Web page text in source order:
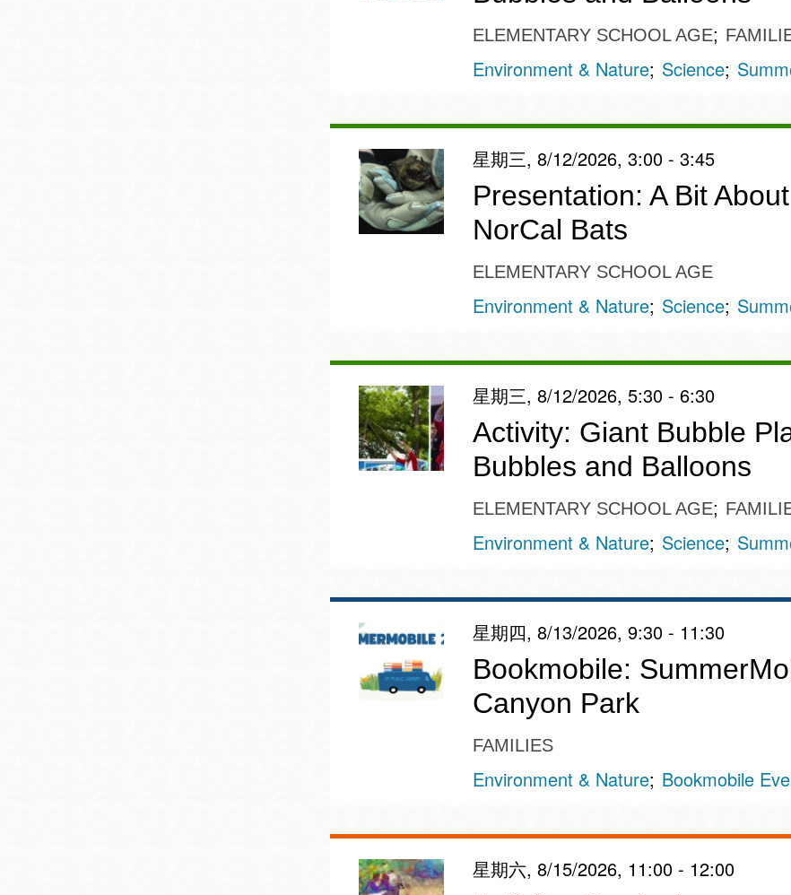
ELEMENTARY SCHOOL AGE
Environment & Nature Science
星期三, 8/12/2026, 3:00 - 3:45
Presentation: A Bit
NorCal Bats
ELEMENTARY SCHOOL AGE
Environment & Nature Science
星期三, 8/12/2026, 5:30 - 6:30
Activity: Giant Bubble
Bubbles and Balloons
ELEMENTARY SCHOOL AGE
Environment & Nature Science
星期四, 8/13/2026, 9:30 - 11:30
Bookmobile:
Canyon Park
FAMILIES
Environment & Nature Bookmobile
星期六, 8/15/2026, 11:00 - 12:00